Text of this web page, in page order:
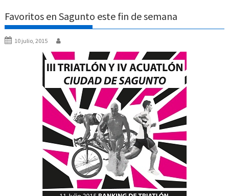
Favoritos en Sagunto este fin de semana
10 julio, 2015